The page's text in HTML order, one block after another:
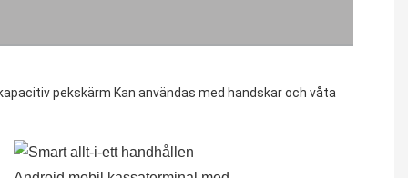
pekskärm Kan användas med handskar och våta